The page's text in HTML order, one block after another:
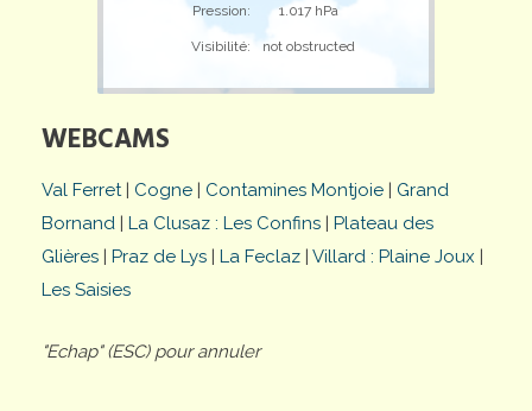
Pression: 1.017 hPa
Visibilité: not obstructed
WEBCAMS
Val Ferret| Cogne | Contamines Montjoie | Grand
Bornand | La Clusaz : Les Confins | Plateau des
Glières | Praz de Lys | La Feclaz | Villard : Plaine Joux |
Les Saisies
"Echap" (ESC) pour annuler